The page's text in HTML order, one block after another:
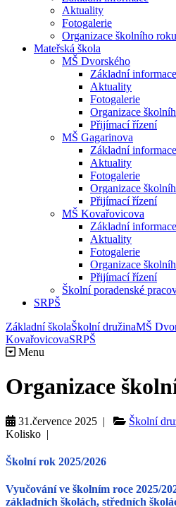
Aktuality
Fotogalerie
Organizace školního roku
Mateřská škola
MŠ Dvorského
Základní informace
Aktuality
Fotogalerie
Organizace
Přijímací řízení
MŠ Gagarinova
Základní informace
Aktuality
Fotogalerie
Organizace
Přijímací řízení
MŠ Kovařovicova
Základní informace
Aktuality
Fotogalerie
Organizace
Přijímací řízení
Školní poradenské
SRPŠ
Základní školaŠkolní družinaMŠ
KovařovicovaSRPŠ
Menu
Organizace
31.července 2025 | Školní
Kolisko |
Školní rok 2025/2026
Vyučováníve školním roce 2025/
základních školách, středních